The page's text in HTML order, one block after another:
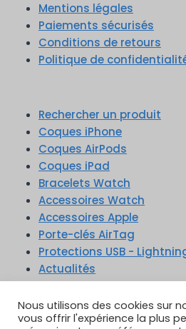
Mentions légales
Paiements sécurisés
Conditions de retours
Politique de
Rechercher un produit
Coques iPhone
Coques AirPods
Coques iPad
Bracelets Watch
Accessoires Watch
Accessoires Apple
Porte-clés AirTag
Protections USB -
Actualités
Nous utilisons des cookies sur
vous offrir l'expérience la plus